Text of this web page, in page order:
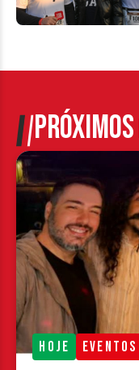
PRÓXIMOS
HOJE EVENTOS